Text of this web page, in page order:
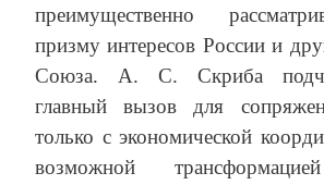
преимущественно
призму интересов России и
Союза. А. С. Скриба
главный вызов для
только с экономической
возможной